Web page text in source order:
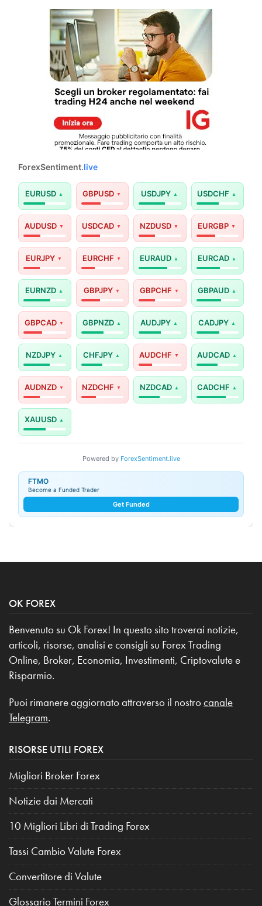
ForexSentiment.live
EURUSD GBPUSD USDJPY USDCHF
AUDUSD USDCAD NZDUSD EURGBP
EURJPY EURCHF EURAUD EURCAD
EURNZD GBPJPY GBPCHF GBPAUD
GBPCAD GBPNZD AUDJPY CADJPY
NZDJPY CHFJPY AUDCHF AUDCAD
AUDNZD NZDCHF NZDCAD CADCHF
XAUUSD
Powered by ForexSentiment.live
FTMO
Become a Funded Trader
Get Funded
OK FOREX
Benvenuto su Ok Forex! In questo sito troverai notizie,
articoli, risorse, analisi e consigli su Forex Trading
Online, Broker, Economia, Investimenti, Criptovalute e
Risparmio.
Puoi rimanere aggiornato attraverso il nostro canale
Telegram.
RISORSE UTILI FOREX
Migliori Broker Forex
Notizie dai Mercati
10 Migliori Libri di Trading Forex
Tassi Cambio Valute Forex
Convertitore di Valute
Glossario Termini Forex